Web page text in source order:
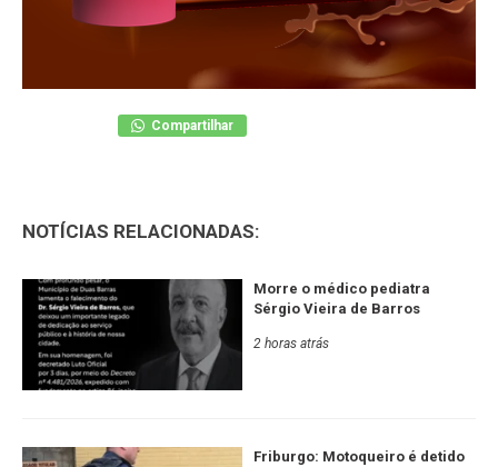
Compartilhar
NOTÍCIAS RELACIONADAS:
Morre o médico pediatra
Sérgio Vieira de Barros
2 horas atrás
Friburgo: Motoqueiro é detido